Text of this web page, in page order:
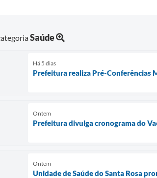
Saúde
Há 5 dias
Prefeitura realiza Pré-Conferências
Ontem
Prefeitura divulga cronograma do
Ontem
Unidade de Saúde do Santa Rosa